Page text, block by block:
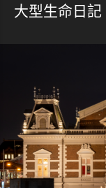
大型生命日記